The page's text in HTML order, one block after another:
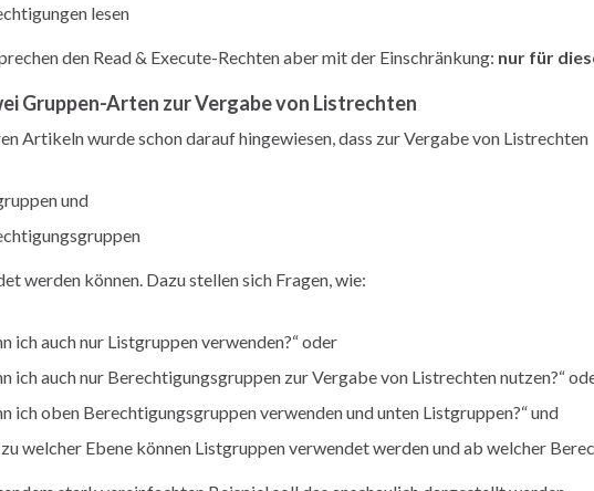
lesen
den Read & Execute-Rechten aber mit der Einschränkung: nur für
Gruppen-Arten zur Vergabe von Listrechten
Artikeln wurde schon darauf hingewiesen, dass zur Vergabe von Listrechten
und
werden können. Dazu stellen sich Fragen, wie:
ich auch nur Listgruppen verwenden?“ oder
ich auch nur Berechtigungsgruppen zur Vergabe von Listrechten nutzen?“
ich oben Berechtigungsgruppen verwenden und unten Listgruppen?“ und
zu welcher Ebene können Listgruppen verwendet werden und ab welcher